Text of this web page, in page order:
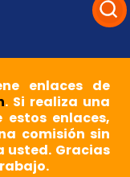
enlaces de
. Si realiza una
enlaces,
comisión sin
usted. Gracias